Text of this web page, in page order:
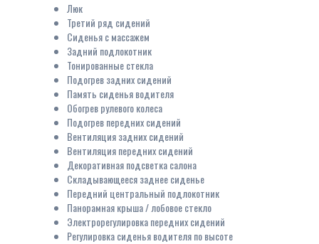
Люк
Третий ряд сидений
Сиденья с массажем
Задний подлокотник
Тонированные стекла
Подогрев задних сидений
Память сиденья водителя
Обогрев рулевого колеса
Подогрев передних сидений
Вентиляция задних сидений
Вентиляция передних сидений
Декоративная подсветка салона
Складывающееся заднее сиденье
Передний центральный подлокотник
Панорамная крыша / лобовое стекло
Электрорегулировка передних сидений
Регулировка сиденья водителя по высоте